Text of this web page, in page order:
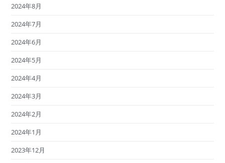
2024年8月
2024年7月
2024年6月
2024年5月
2024年4月
2024年3月
2024年2月
2024年1月
2023年12月